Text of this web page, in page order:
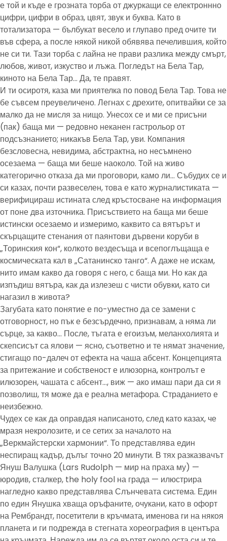
е той и къде е грозната торба от джуркащи се електроннно
цифри, цифри в образ, цвят, звук и буква. Като в
тотализатора — бълбукат весело и глупаво пред очите ти
във сфера, а после някой никой обявява печелившия, който
не си ти. Тази торба с лайна не прави разлика между смърт,
любов, живот, изкуство и лъжа. Погледът на Бела Тар,
киното на Бела Тар… Да, те правят.
И ти осиротя, каза ми приятелка по повод Бела Тар. Това не
бе съвсем преувеличено. Легнах с дрехите, опитвайки се за
малко да не мисля за нищо. Унесох се и ми се присъни
(пак) баща ми — редовно неканен гастрольор от
подсъзнанието; никакъв Бела Тар, уви. Компания
безсловесна, невидима, абстрактна, но несъмнено
осезаема — баща ми беше наоколо. Той на живо
категорично отказа да ми проговори, камо ли… Събудих се и
си казах, почти развеселен, това е като журналистиката —
верифицираш истината след кръстосване на информация
от поне два източника. Присъствието на баща ми беше
истински осезаемо и измеримо, каквито са вятърът и
скърцащите стенания от паянтови дървени коруби в
„Торинския кон“, колкото вездесъща и всепоглъщаща е
космическата кал в „Сатанинско танго“. А даже не искам,
нито имам какво да говоря с него, с баща ми. Но как да
изпъдиш вятъра, как да излезеш с чисти обувки, като си
нагазил в живота?
Загубата като понятие е по-уместно да се замени с
отговорност, но пък е безсърдечно, признавам, а няма ли
сърце, за какво… После, тъгата е егоизъм, меланхолията и
скепсисът са ялови — ясно, съответно и те нямат значение,
стигащо по-далеч от ефекта на чаша абсент. Концепцията
за притежание и собственост е илюзорна, контролът е
илюзорен, чашата с абсент…, виж — ако имаш пари да си я
позволиш, тя може да е реална метафора. Страданието е
неизбежно.
Чудех се как да оправдая написаното, след като казах, че
мразя некролозите, и се сетих за началото на
„Веркмайстерски хармонии“. То представлява един
неспиращ кадър, дълъг точно 20 минути. В тях разказвачът
Януш Валушка (Lars Rudolph — мир на праха му) —
юродив, сталкер, the holy fool на града — илюстрира
нагледно какво представлява Слънчевата система. Един
по един Янушка хваща оръфаните, очукани, като в офорт
на Рембрандт, посетители в кръчмата, именова ги на някоя
планета и ги подрежда в стегната хореография в центъра